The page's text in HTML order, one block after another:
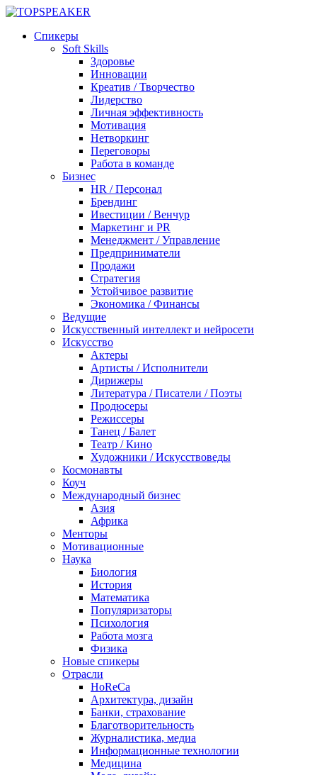
Спикеры
Soft Skills
Здоровье
Инновации
Креатив / Творчество
Лидерство
Личная эффективность
Мотивация
Нетворкинг
Переговоры
Работа в команде
Бизнес
HR / Персонал
Брендинг
Ивестиции / Венчур
Маркетинг и PR
Менеджмент / Управление
Предприниматели
Продажи
Стратегия
Устойчивое развитие
Экономика / Финансы
Ведущие
Искусственный интеллект и нейросети
Искусство
Актеры
Артисты / Исполнители
Дирижеры
Литература / Писатели / Поэты
Продюсеры
Режиссеры
Танец / Балет
Театр / Кино
Художники / Искусствоведы
Космонавты
Коуч
Международный бизнес
Азия
Африка
Менторы
Мотивационные
Наука
Биология
История
Математика
Популяризаторы
Психология
Работа мозга
Физика
Новые спикеры
Отрасли
HoReCa
Архитектура, дизайн
Банки, страхование
Благотворительность
Журналистика, медиа
Информационные технологии
Медицина